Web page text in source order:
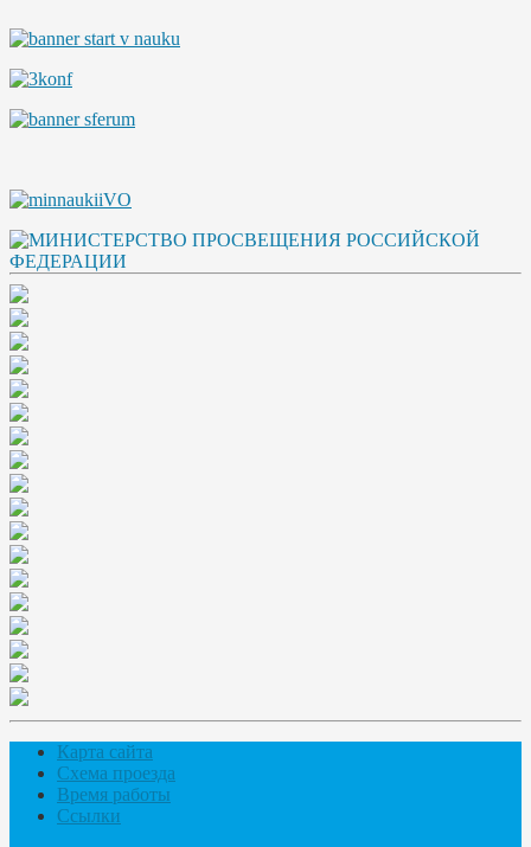
Карта сайта
Схема проезда
Время работы
Ссылки